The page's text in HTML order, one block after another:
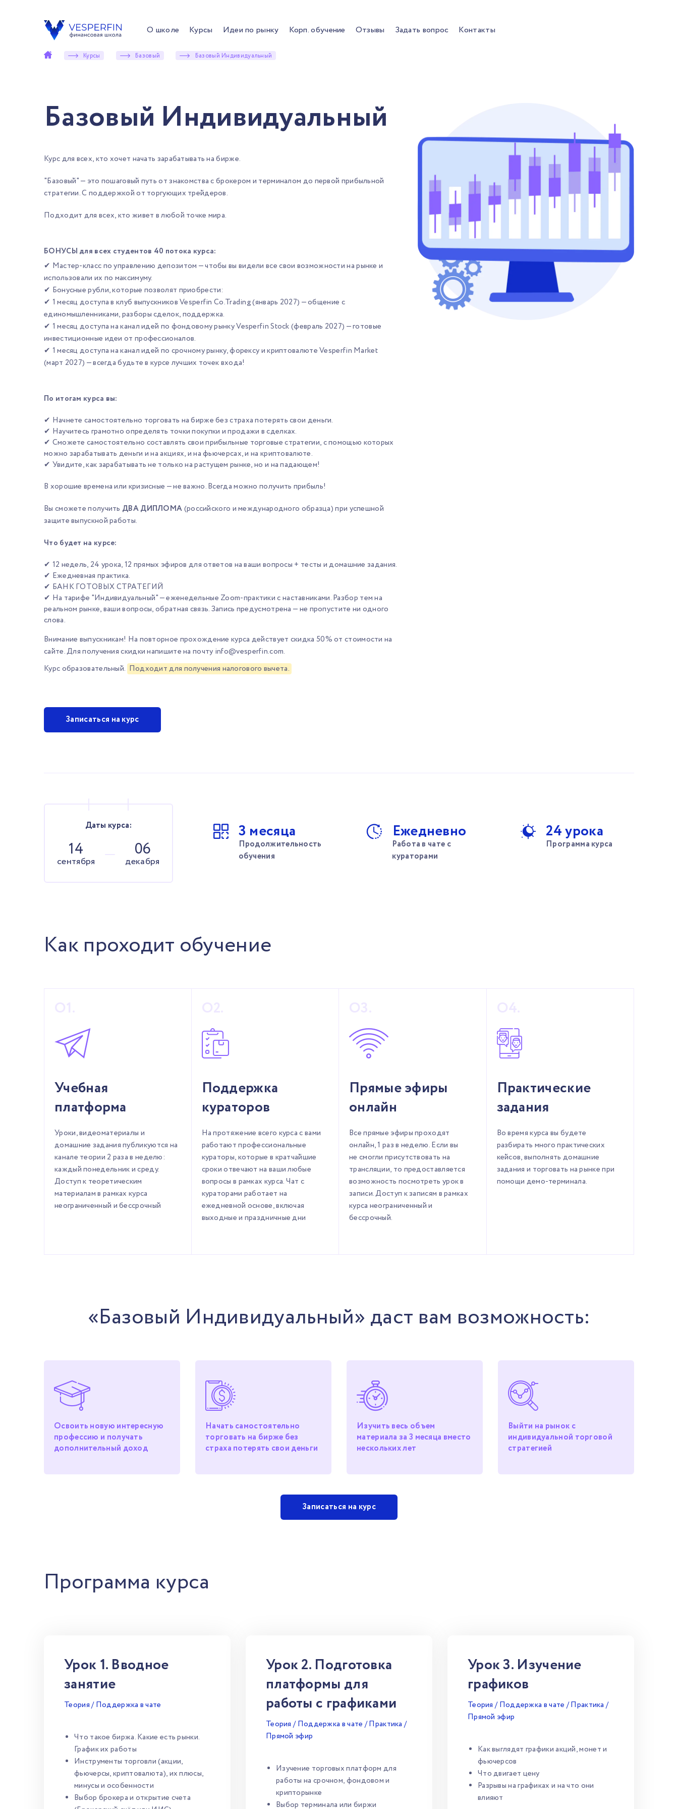
О школе Курсы Идеи по рынку Корп. обучение Отзывы Задать вопрос Контакты
Курсы Базовый Базовый Индивидуальный
Базовый Индивидуальный
Курс для всех, кто хочет начать зарабатывать на бирже.
"Базовый" — это пошаговый путь от знакомства с брокером и терминалом до первой прибыльной
стратегии. С поддержкой от торгующих трейдеров.
Подходит для всех, кто живет в любой точке мира.
БОНУСЫ для всех студентов 40 потока курса:
✔ Мастер-класс по управлению депозитом — чтобы вы видели все свои возможности на рынке и
использовали их по максимуму.
✔ Бонусные рубли, которые позволят приобрести:
✔ 1 месяц доступа в клуб выпускников Vesperfin Co.Trading (январь 2027) — общение с
единомышленниками, разборы сделок, поддержка.
✔ 1 месяц доступа на канал идей по фондовому рынку Vesperfin Stock (февраль 2027) — готовые
инвестиционные идеи от профессионалов.
✔ 1 месяц доступа на канал идей по срочному рынку, форексу и криптовалюте Vesperfin Market
(март 2027) — всегда будьте в курсе лучших точек входа!
По итогам курса вы:
✔ Начнете самостоятельно торговать на бирже без страха потерять свои деньги.
✔ Научитесь грамотно определять точки покупки и продажи в сделках.
✔ Сможете самостоятельно составлять свои прибыльные торговые стратегии, с помощью которых
можно зарабатывать деньги и на акциях, и на фьючерсах, и на криптовалюте.
✔ Увидите, как зарабатывать не только на растущем рынке, но и на падающем!
В хорошие времена или кризисные — не важно. Всегда можно получить прибыль!
Вы сможете получить ДВА ДИПЛОМА(российского и международного образца) при успешной
защите выпускной работы.
Что будет на курсе:
✔ 12 недель, 24 урока, 12 прямых эфиров для ответов на ваши вопросы + тесты и домашние задания.
✔ Ежедневная практика.
✔ БАНК ГОТОВЫХ СТРАТЕГИЙ
✔ На тарифе "Индивидуальный" — еженедельные Zoom-практики с наставниками. Разбор тем на
реальном рынке, ваши вопросы, обратная связь. Запись предусмотрена — не пропустите ни одного
слова.
Внимание выпускникам! На повторное прохождение курса действует скидка 50% от стоимости на
сайте. Для получения скидки напишите на почту info@vesperfin.com.
Курс образовательный. Подходит для получения налогового вычета.
Записаться на курс
Даты курса:
14
сентября
06
декабря
3 месяца
Продолжительность
обучения
Ежедневно
Работа в чате с
кураторами
24 урока
Программа курса
Как проходит обучение
Учебная
платформа
Уроки, видеоматериалы и
домашние задания публикуются на
канале теории 2 раза в неделю:
каждый понедельник и среду.
Доступ к теоретическим
материалам в рамках курса
неограниченный и бессрочный
Поддержка
кураторов
На протяжение всего курса с вами
работают профессиональные
кураторы, которые в кратчайшие
сроки отвечают на ваши любые
вопросы в рамках курса. Чат с
кураторами работает на
ежедневной основе, включая
выходные и праздничные дни
Прямые эфиры
онлайн
Все прямые эфиры проходят
онлайн, 1 раз в неделю. Если вы
не смогли присутствовать на
трансляции, то предоставляется
возможность посмотреть урок в
записи. Доступ к записям в рамках
курса неограниченный и
бессрочный.
Практические
задания
Во время курса вы будете
разбирать много практических
кейсов, выполнять домашние
задания и торговать на рынке при
помощи демо-терминала.
«Базовый Индивидуальный» даст вам возможность:
Освоить новую интересную
профессию и получать
дополнительный доход
Начать самостоятельно
торговать на бирже без
страха потерять свои деньги
Изучить весь объем
материала за 3 месяца вместо
нескольких лет
Выйти на рынок с
индивидуальной торговой
стратегией
Записаться на курс
Программа курса
Урок 1. Вводное
занятие
Теория / Поддержка в чате
Что такое биржа. Какие есть рынки.
График их работы
Инструменты торговли (акции,
фьючерсы, криптовалюта), их плюсы,
минусы и особенности
Выбор брокера и открытие счета
Урок 2. Подготовка
платформы для
работы с графиками
Теория / Поддержка в чате / Практика /
Прямой эфир
Изучение торговых платформ для
работы на срочном, фондовом и
крипторынке
Выбор терминала или биржи
Урок 3. Изучение
графиков
Теория / Поддержка в чате / Практика /
Прямой эфир
Как выглядят графики акций, монет и
фьючерсов
Что двигает цену
Разрывы на графиках и на что они
влияют
1/10